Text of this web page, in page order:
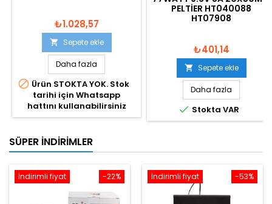
₺1.028,57
 Sepete ekle
Daha fazla
 Ürün STOKTA YOK. Stok
tarihi için Whatsapp
hattını kullanabilirsiniz
PELTIER HT040088
HT07908
₺401,14
 Sepete ekle
Daha fazla
 Stokta VAR
SÜPER İNDIRIMLER
-22%
İndirimli fiyat -53%
İndirimli fiyat